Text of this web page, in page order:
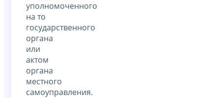
уполномоченного
на то
государственного
органа
или
актом
органа
местного
самоуправления.